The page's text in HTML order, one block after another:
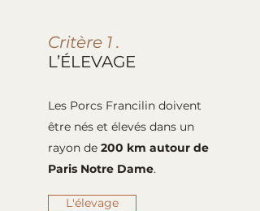
Critère 1 .
L’ÉLEVAGE
Les Porcs Francilin doivent
être nés et élevés dans un
rayon de 200 km autour de
Paris Notre Dame.
L'élevage